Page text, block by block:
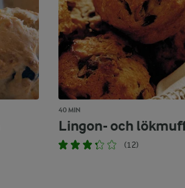
40 MIN
Lingon- och
(12)